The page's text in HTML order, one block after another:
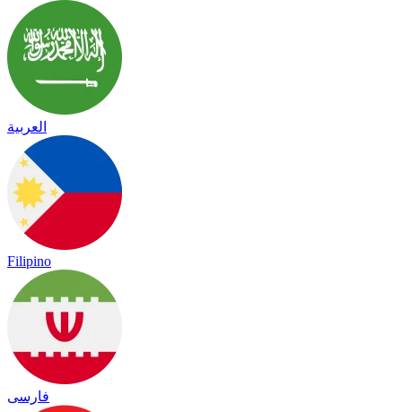
العربية
Filipino
فارسی